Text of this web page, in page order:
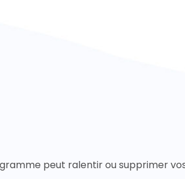
peut ralentir ou supprimer